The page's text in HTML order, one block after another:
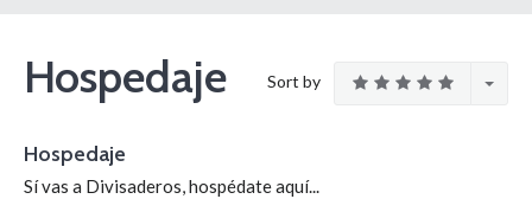
Hospedaje Sort by
Hospedaje
Sí vas a Divisaderos, hospédate aquí...